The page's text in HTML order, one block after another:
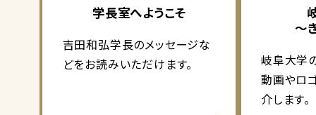
学長室へようこそ
吉田和弘学長のメッセージな
どをお読みいただけます。
～
岐阜大学
動画やロ
介します。